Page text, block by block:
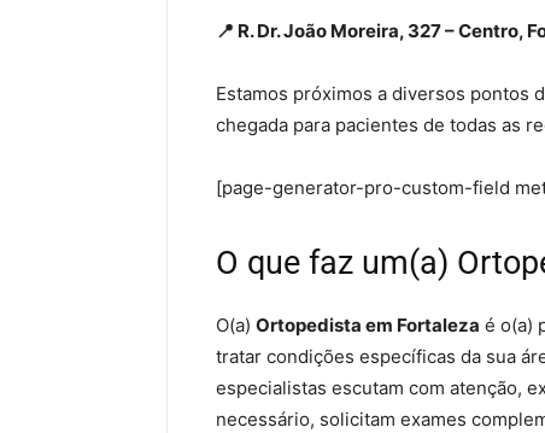
📍 R. Dr. João Moreira, 327 – Centro,
Estamos próximos a diversos pontos
chegada para pacientes de todas as
[page-generator-pro-custom-field
O que faz um(a)
O(a) Ortopedista em Fortaleza é o(a)
tratar condições específicas da sua
especialistas escutam com atenção,
necessário, solicitam exames